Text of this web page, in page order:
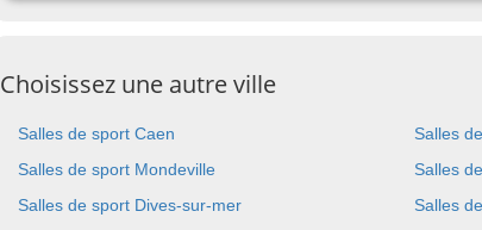
Choisissez une autre ville
Salles de sport Caen Salles
Salles de sport Mondeville
Salles
Salles de sport Dives-sur-mer
Salles